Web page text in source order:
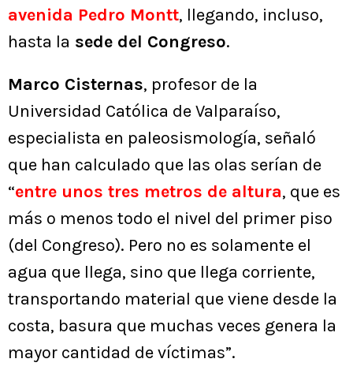
avenida Pedro Montt, llegando, incluso,
hasta la sede del Congreso.
Marco Cisternas, profesor de la
Universidad Católica de Valparaíso,
especialista en paleosismología, señaló
que han calculado que las olas serían de
“entre unos tres metros de altura, que es
más o menos todo el nivel del primer piso
(del Congreso). Pero no es solamente el
agua que llega, sino que llega corriente,
transportando material que viene desde la
costa, basura que muchas veces genera la
mayor cantidad de víctimas”.